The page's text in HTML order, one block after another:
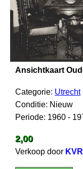
Ansichtkaart
Categorie: Utrecht
Conditie: Nieuw
Periode: 1960 -
2,00
Verkoop door KVR